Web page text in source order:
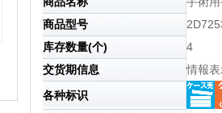
商品型号
库存数量(个)
4
交货期信息
情報
各种标识